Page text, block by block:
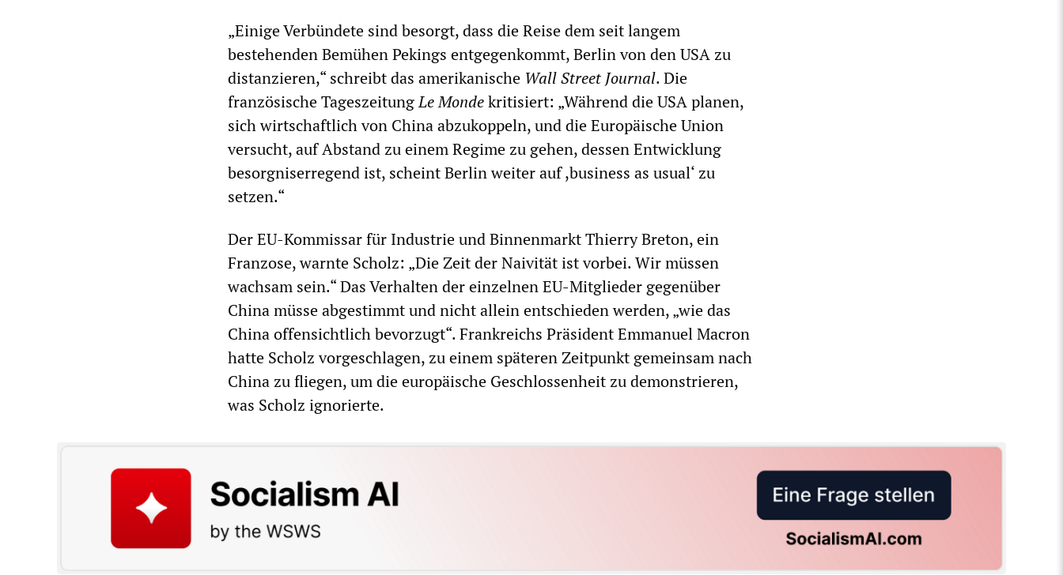
„Einige Verbündete sind besorgt, dass die Reise dem seit langem
bestehenden Bemühen Pekings entgegenkommt, Berlin von den USA zu
distanzieren,“ schreibt das amerikanische Wall Street Journal. Die
französische TageszeitungLe Mondekritisiert: „Während die USA planen,
sich wirtschaftlich von China abzukoppeln, und die Europäische Union
versucht, auf Abstand zu einem Regime zu gehen, dessen Entwicklung
besorgniserregend ist, scheint Berlin weiter auf ,business as usual‘ zu
setzen.“
Der EU-Kommissar für Industrie und Binnenmarkt Thierry Breton, ein
Franzose, warnte Scholz: „Die Zeit der Naivität ist vorbei. Wir müssen
wachsam sein.“ Das Verhalten der einzelnen EU-Mitglieder gegenüber
China müsse abgestimmt und nicht allein entschieden werden, „wie das
China offensichtlich bevorzugt“. Frankreichs Präsident Emmanuel Macron
hatte Scholz vorgeschlagen, zu einem späteren Zeitpunkt gemeinsam nach
China zu fliegen, um die europäische Geschlossenheit zu demonstrieren,
was Scholz ignorierte.